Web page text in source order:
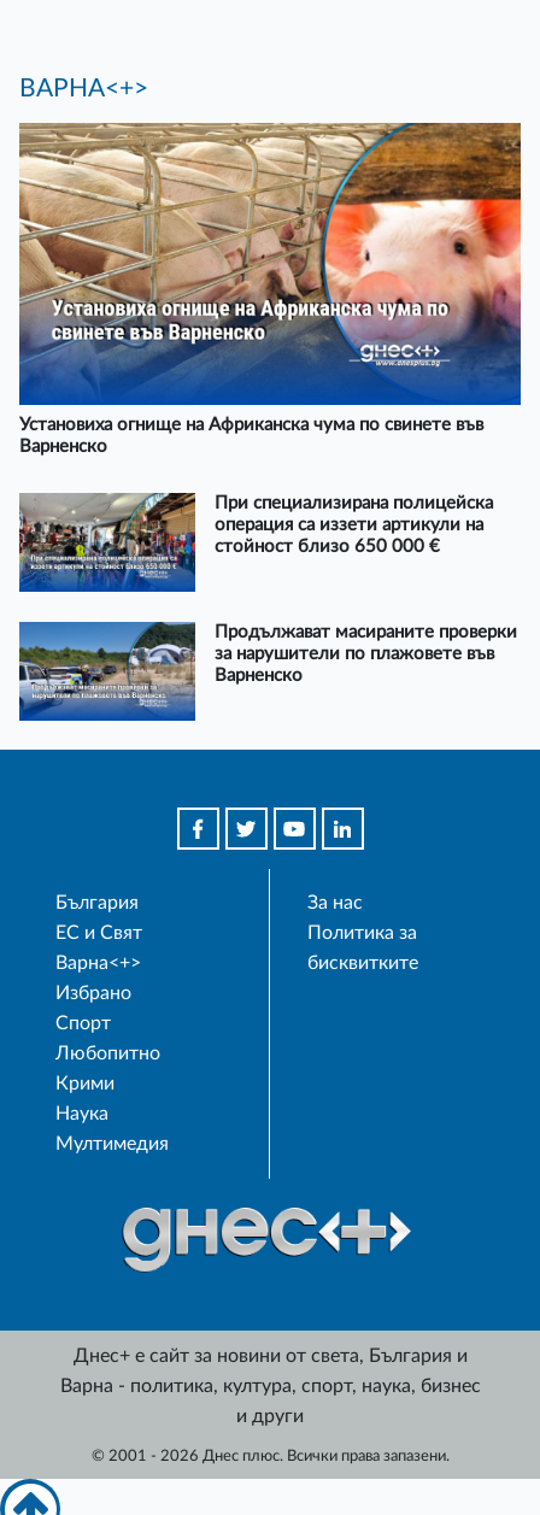
ВАРНА<+>
Установиха огнище на Африканска чума по свинете във
Варненско
При специализирана полицейска
операция са иззети артикули на
стойност близо 650 000 €
Продължават масираните проверки
за нарушители по плажовете във
Варненско
България
ЕС и Свят
Варна<+>
Избрано
Спорт
Любопитно
Крими
Наука
Мултимедия
За нас
Политика за
бисквитките
Днес+ е сайт за новини от света, България и
Варна - политика, култура, спорт, наука, бизнес
и други
© 2001 - 2026 Днес плюс. Всички права запазени.